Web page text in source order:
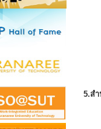
5.ส